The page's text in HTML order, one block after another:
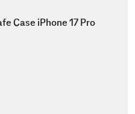
Case iPhone 17 Pro